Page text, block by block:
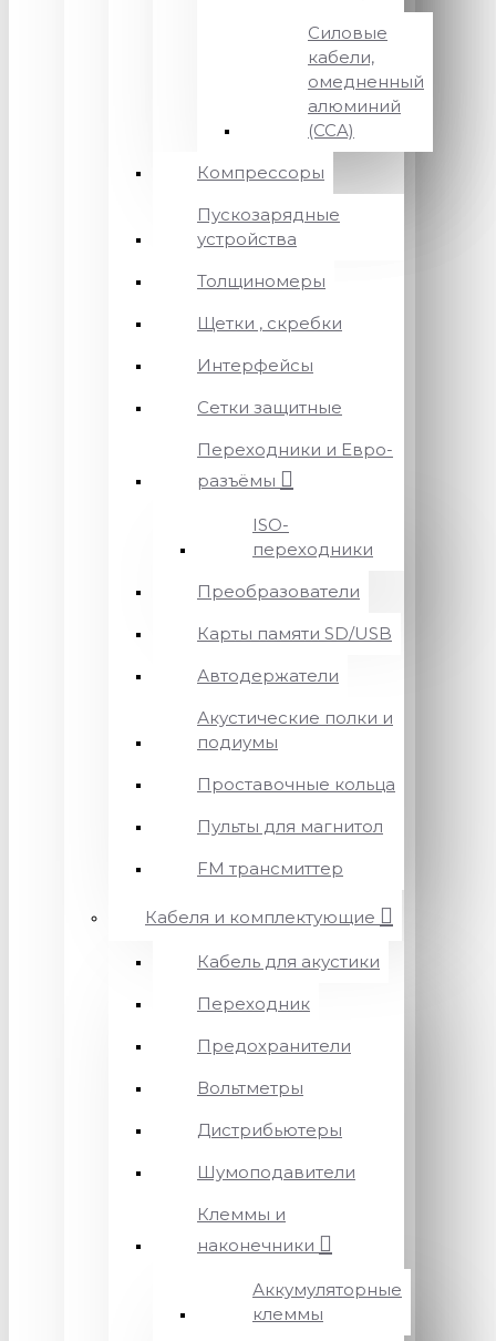
Силовые
кабели,
омедненный
алюминий
(CCA)
Компрессоры
Пускозарядные
устройства
Толщиномеры
Щетки , скребки
Интерфейсы
Сетки защитные
Переходники и Евро-
разъёмы
ISO-
переходники
Преобразователи
Карты памяти SD/USB
Автодержатели
Акустические полки и
подиумы
Проставочные кольца
Пульты для магнитол
FM трансмиттер
Кабеля и комплектующие
Кабель для акустики
Переходник
Предохранители
Вольтметры
Дистрибьютеры
Шумоподавители
Клеммы и
наконечники
Аккумуляторные
клеммы